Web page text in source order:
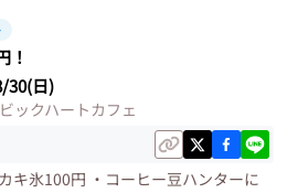
！
30(日)
ビックハートカフェ
キ氷100円 ・コーヒー豆ハンターに